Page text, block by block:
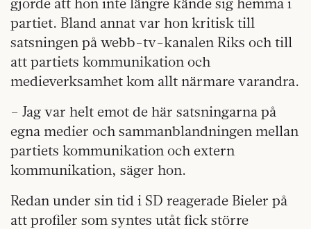
partiet. Bland annat var hon kritisk till
satsningen på webb-tv-kanalen Riks och till
att partiets kommunikation och
medieverksamhet kom allt närmare varandra.
– Jag var helt emot de här satsningarna på
egna medier och sammanblandningen mellan
partiets kommunikation och extern
kommunikation, säger hon.
Redan under sin tid i SD reagerade Bieler på
att profiler som syntes utåt fick större